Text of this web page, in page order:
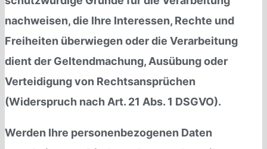
nachweisen, die Ihre Interessen, Rechte und
Freiheiten überwiegen oder die Verarbeitung
dient der Geltendmachung, Ausübung oder
Verteidigung von Rechtsansprüchen
(Widerspruch nach Art. 21 Abs. 1 DSGVO).
Werden Ihre personenbezogenen Daten